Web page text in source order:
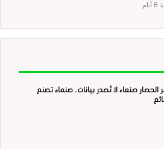
الحصار صنعاء لا تُصدر بيانات.. صنعاء تصنع